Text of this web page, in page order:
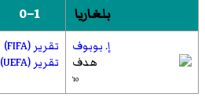
بلغاريا
1–0
إ. بوبوف
10'
تقرير (FIFA)
تقرير (UEFA)